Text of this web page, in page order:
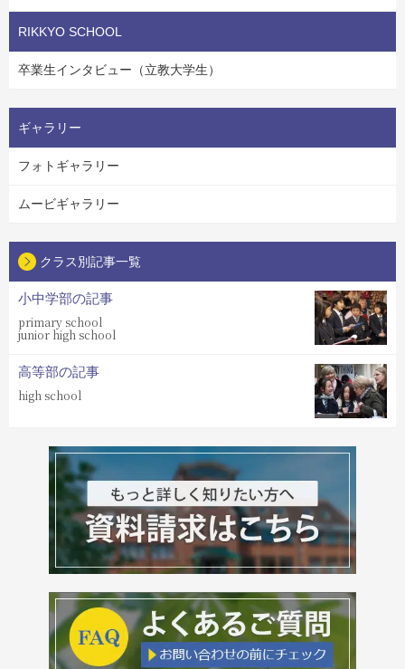
RIKKYO SCHOOL
卒業生インタビュー（立教大学生）
ギャラリー
フォトギャラリー
ムービギャラリー
クラス別記事一覧
小中学部の記事
primary school
junior high school
高等部の記事
high school